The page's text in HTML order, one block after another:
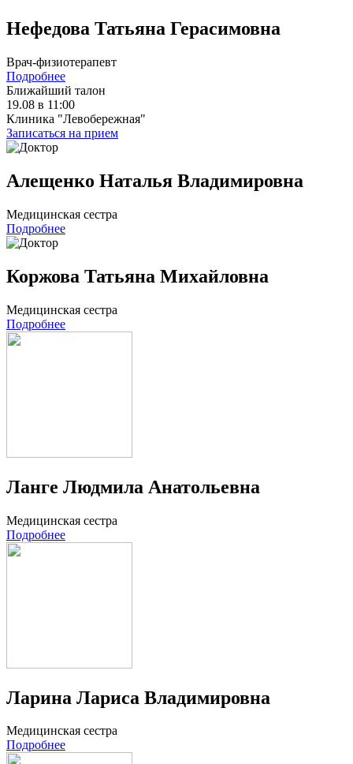
Нефедова Татьяна Герасимовна
Врач-физиотерапевт
Подробнее
Ближайший талон
19.08 в 11:00
Клиника "Левобережная"
Записаться на прием
Алещенко Наталья Владимировна
Медицинская сестра
Подробнее
Коржова Татьяна Михайловна
Медицинская сестра
Подробнее
Ланге Людмила Анатольевна
Медицинская сестра
Подробнее
Ларина Лариса Владимировна
Медицинская сестра
Подробнее